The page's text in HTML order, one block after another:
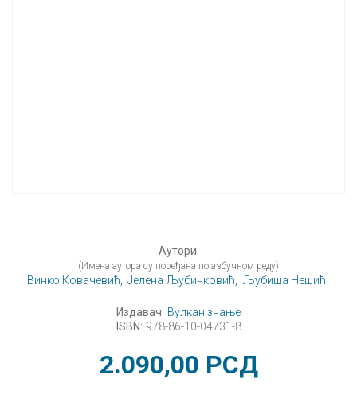
Аутори:
(Имена аутора су поређана по азбучном реду)
Винко Ковачевић, Јелена Љубинковић, Љубиша Нешић
Издавач: Вулкан знање
ISBN: 978-86-10-04731-8
2.090,00 РСД